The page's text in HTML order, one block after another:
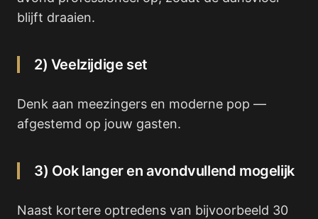
blijft draaien.
2) Veelzijdige set
Denk aan meezingers en moderne pop —
afgestemd op jouw gasten.
3) Ook langer en avondvullend mogelijk
Naast kortere optredens van bijvoorbeeld 30